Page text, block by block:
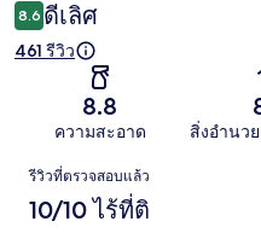
8.6 ดีเลิศ
461 รีวิว
8.8
ความสะอาด สิ่งอำนว
รีวิว
รีวิวที่ตรวจสอบแล้ว
10/10 ไร้ที่ติ